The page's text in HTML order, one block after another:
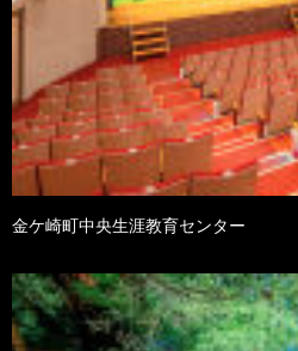
金ケ崎町中央生涯教育センター